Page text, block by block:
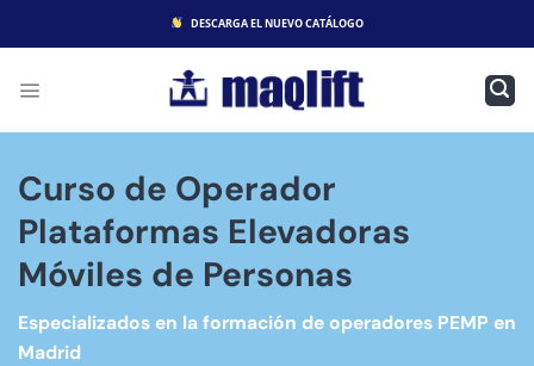
DESCARGA EL NUEVO CATÁLOGO
Curso de Operador
Plataformas Elevadoras
Móviles de Personas
Especializados en la formación de operadores PEMP en
Madrid